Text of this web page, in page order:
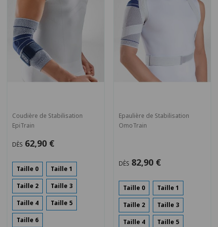
Coudière de Stabilisation
EpiTrain
DÈS 62,90 €
Taille 0 Taille 1
Taille 2 Taille 3
Taille 4 Taille 5
Taille 6
Epaulière de Stabilisation
OmoTrain
DÈS 82,90 €
Taille 0 Taille 1
Taille 2 Taille 3
Taille 4 Taille 5